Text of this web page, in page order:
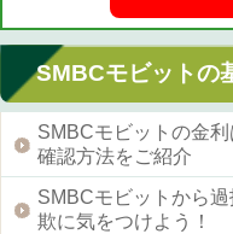
SMBCモビットの
SMBCモビットの金
確認方法をご紹介
SMBCモビットから
欺に気をつけよう！